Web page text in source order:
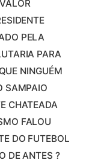
PELA
PARA
NINGUÉM
SAMPAIO
CHATEADA
FALOU
DO FUTEBOL
DE ANTES ?